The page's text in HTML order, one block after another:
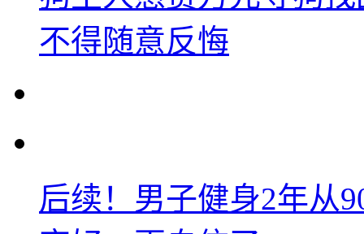
不得随意反悔
后续！男子健身2年从